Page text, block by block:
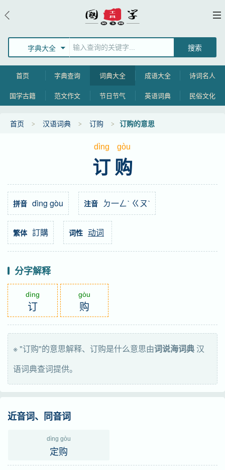
字典大全
首页 字典查询 词典大全 成语大全 诗词名人
国学古籍 范文作文 节日节气 英语词典 民俗文化
首页 汉语词典 订购 订购的意思
dìng gòu
订购
拼音 dìng gòu 注音 ㄉ一ㄥˋ ㄍㄡˋ
繁体 訂購 词性 动词
分字解释
dìng
订
gòu
购
※ "订购"的意思解释、订购是什么意思由词说海词典 汉
语词典查词提供。
近音词、同音词
dìng gòu
定购